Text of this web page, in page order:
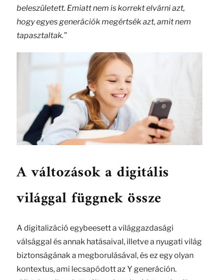
beleszületett. Emiatt nem is korrekt elvárni azt,
hogy egyes generációk megértsék azt, amit nem
tapasztaltak.”
A változások a digitális
világgal függnek össze
A digitalizáció egybeesett a világgazdasági
válsággal és annak hatásaival, illetve a nyugati világ
biztonságának a megborulásával, és ez egy olyan
kontextus, ami lecsapódott az Y generáción.